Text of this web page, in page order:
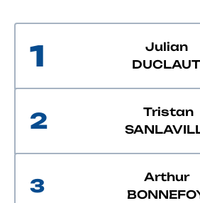
1
Julian
DUCLAUT
2
Tristan
3
Arthur